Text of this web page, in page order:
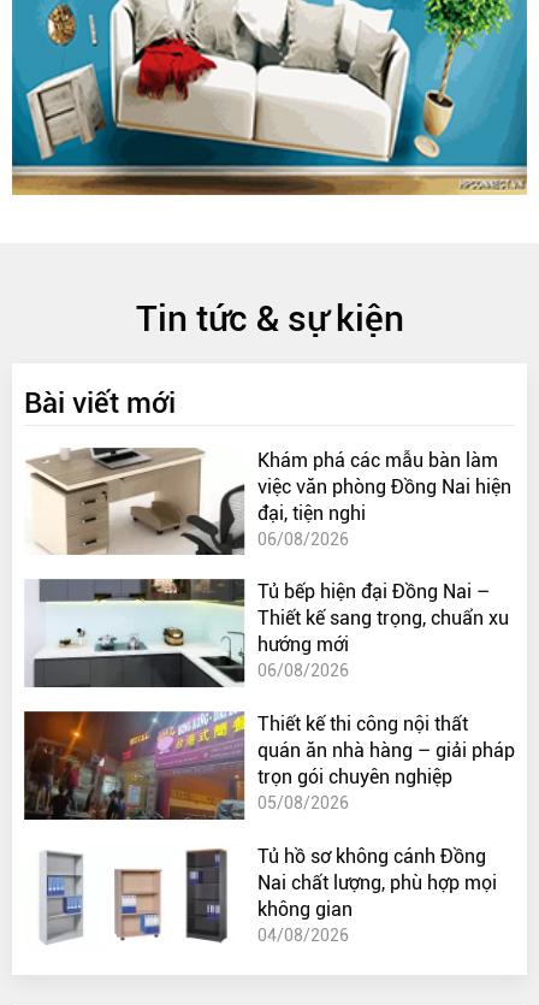
Tin tức & sự kiện
Bài viết mới
Khám phá các mẫu bàn làm
việc văn phòng Đồng Nai hiện
đại, tiện nghi
06/08/2026
Tủ bếp hiện đại Đồng Nai –
Thiết kế sang trọng, chuẩn xu
hướng mới
06/08/2026
Thiết kế thi công nội thất
quán ăn nhà hàng – giải pháp
trọn gói chuyên nghiệp
05/08/2026
Tủ hồ sơ không cánh Đồng
Nai chất lượng, phù hợp mọi
không gian
04/08/2026